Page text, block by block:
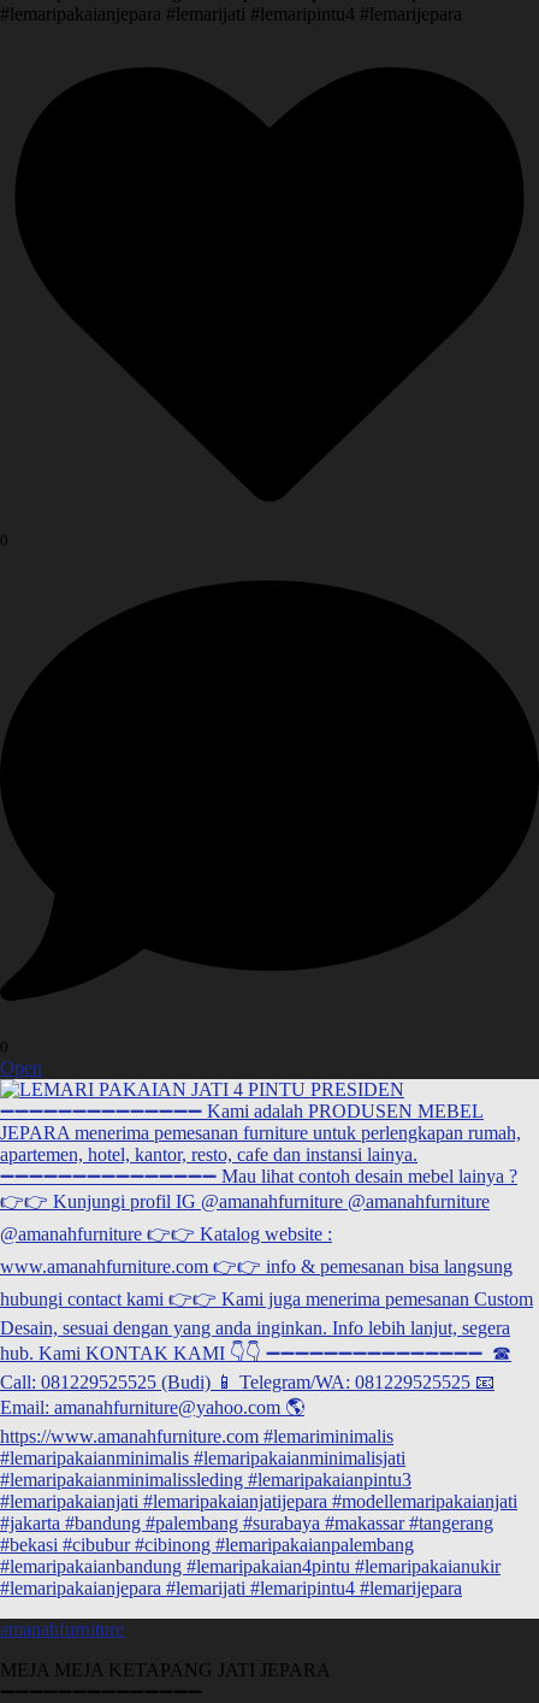
#lemaripakaianjepara #lemarijati #lemaripintu4 #lemarijepara
0
0
Open
amanahfurniture
MEJA MEJA KETAPANG JATI JEPARA
➖➖➖➖➖➖➖➖➖➖➖➖➖➖